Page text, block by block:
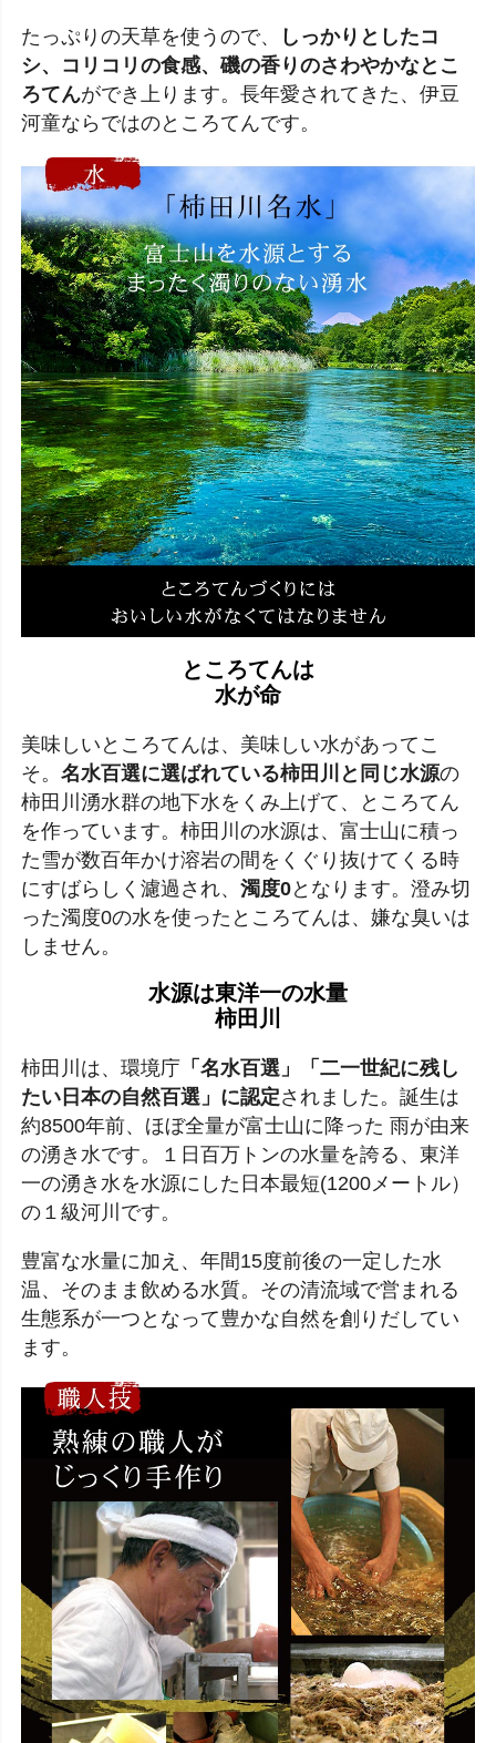
たっぷりの天草を使うので、
しっかりとしたコ
シ、コリコリの食感、磯の香りのさわやかなとこ
ろてんができ上ります。長年愛されてきた、伊豆
河童ならではのところてんです。
ところてんは
水が命
美味しいところてんは、美味しい水があってこ
そ。 名水百選に選ばれている柿田川と同じ水源の
柿田川湧水群の地下水をくみ上げて、ところてん
を作っています。柿田川の水源は、富士山に積っ
た雪が数百年かけ溶岩の間をくぐり抜けてくる時
にすばらしく濾過され、 濁度0となります。澄み切
った濁度0の水を使ったところてんは、嫌な臭いは
しません。
水源は東洋一の水量
柿田川
柿田川は、環境庁「名水百選」「二一世紀に残し
たい日本の自然百選」に認定されました。誕生は
約8500年前、ほぼ全量が富士山に降った 雨が由来
の湧き水です。１日百万トンの水量を誇る、東洋
一の湧き水を水源にした日本最短(1200メートル）
の１級河川です。
豊富な水量に加え、年間15度前後の一定した水
温、そのまま飲める水質。その清流域で営まれる
生態系が一つとなって豊かな自然を創りだしてい
ます。